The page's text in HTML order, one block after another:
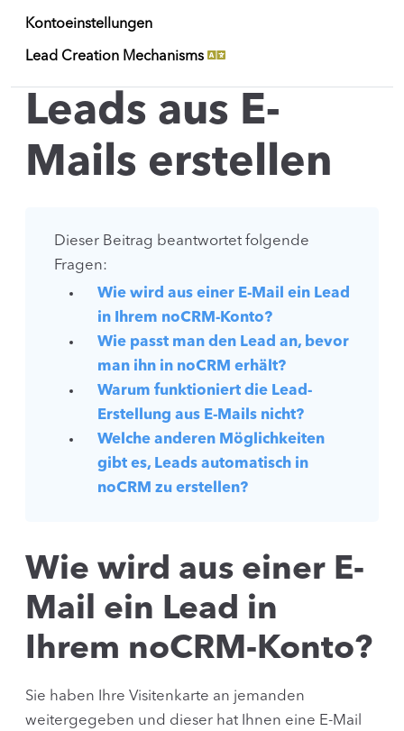
Kontoeinstellungen
Lead Creation Mechanisms
Leads aus E-
Mails erstellen
Dieser Beitrag beantwortet folgende
Fragen:
Wie wird aus einer E-Mail ein Lead
in Ihrem noCRM-Konto?
Wie passt man den Lead an, bevor
man ihn in noCRM erhält?
Warum funktioniert die Lead-
Erstellung aus E-Mails nicht?
Welche anderen Möglichkeiten
gibt es, Leads automatisch in
noCRM zu erstellen?
Wie wird aus einer E-
Mail ein Lead in
Ihrem noCRM-Konto?
Sie haben Ihre Visitenkarte an jemanden
weitergegeben und dieser hat Ihnen eine E-Mail